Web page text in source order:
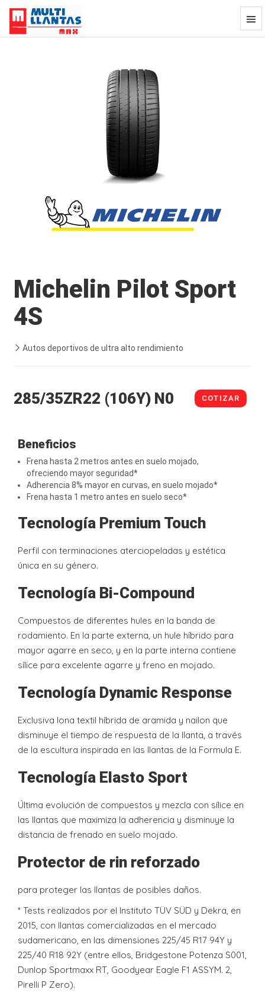
Llanta Michelin Pilot Sport 4S 285/
Michelin Pilot Sport
4S
Autos deportivos de ultra alto rendimiento
285/35ZR22 (106Y) N0 COTIZAR
Beneficios
Frena hasta 2 metros antes en suelo mojado,
ofreciendo mayor seguridad*
Adherencia 8% mayor en curvas, en suelo mojado*
Frena hasta 1 metro antes en suelo seco*
Tecnología Premium Touch
Perfil con terminaciones aterciopeladas y estética
única en su género.
Tecnología Bi-Compound
Compuestos de diferentes hules en la banda de
rodamiento. En la parte externa, un hule híbrido para
mayor agarre en seco, y en la parte interna contiene
sílice para excelente agarre y freno en mojado.
Tecnología Dynamic Response
Exclusiva lona textil híbrida de aramida y nailon que
disminuye el tiempo de respuesta de la llanta, a través
de la escultura inspirada en las llantas de la Formula E.
Tecnología Elasto Sport
Última evolución de compuestos y mezcla con sílice en
las llantas que maximiza la adherencia y disminuye la
distancia de frenado en suelo mojado.
Protector de rin reforzado
para proteger las llantas de posibles daños.
* Tests realizados por el Instituto TÜV SÜD y Dekra, en
2015, con llantas comercializadas en el mercado
sudamericano, en las dimensiones 225/45 R17 94Y y
225/40 R18 92Y (entre ellos, Bridgestone Potenza S001,
Dunlop Sportmaxx RT, Goodyear Eagle F1 ASSYM. 2,
Pirelli P Zero).